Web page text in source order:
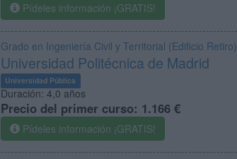
Pídeles información ¡GRATIS!
Grado en Ingeniería Civil y Territorial (Edificio Retiro)
Universidad Politécnica de Madrid
Universidad Pública
Duración: 4,0 años
Precio del primer curso: 1.166 €
Pídeles información ¡GRATIS!